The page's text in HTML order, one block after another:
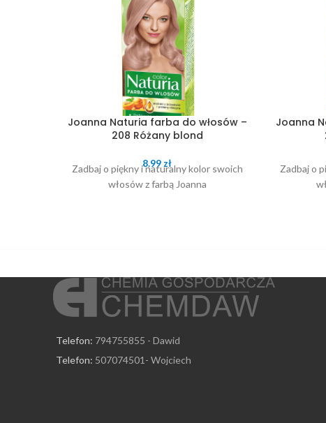
Joanna Naturia farba do włosów –
208 Różany blond
8.99 zł
Zadbaj o piękny i naturalny kolor swoich
włosów z farbą Joanna
Joanna
Zadbaj o
Telefon: 794755855 - Dawid
Telefon: 507074501- Wojciech